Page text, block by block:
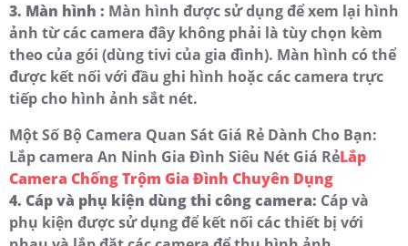
3. Màn hình : Màn hình được sử dụng để xem lại hình
ảnh từ các camera đây không phải là tùy chọn kèm
theo của gói (dùng tivi của gia đình). Màn hình có thể
được kết nối với đầu ghi hình hoặc các camera trực
tiếp cho hình ảnh sắt nét.
Một Số Bộ Camera Quan Sát Giá Rẻ Dành Cho Bạn:
Lắp camera An Ninh Gia Đình Siêu Nét Giá RẻLắp
Camera Chống Trộm Gia Đình Chuyên Dụng
4. Cáp và phụ kiện dùng thi công camera: Cáp và
phụ kiện được sử dụng để kết nối các thiết bị với